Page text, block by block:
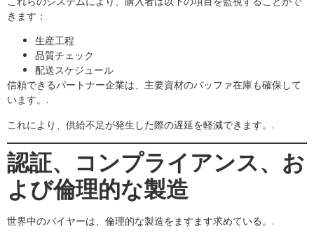
きます：
生産工程
品質チェック
配送スケジュール
信頼できるパートナー企業は、主要資材のバッファ在庫も確保して
います。.
これにより、供給不足が発生した際の遅延を軽減できます。.
認証、コンプライアンス、お
よび倫理的な製造
世界中のバイヤーは、倫理的な製造をますます求めている。.